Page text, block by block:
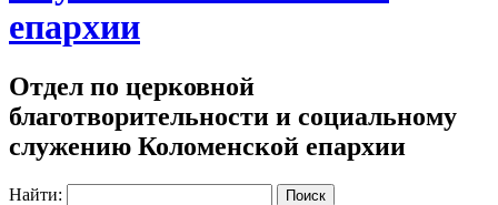
епархии
Отдел по церковной
благотворительности и социальному
служению Коломенской епархии
Найти: